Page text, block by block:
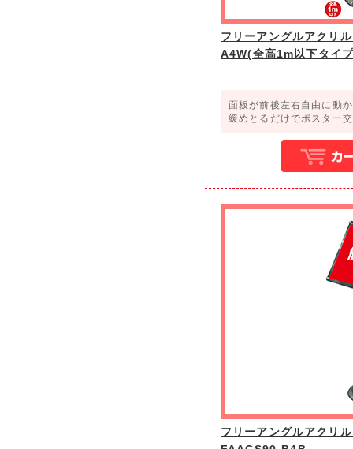
フリーアングルアクリ
A4W(全高1m以下タイ
面板が前後左右自由に動
緩めとるだけでポスター
フリーアングルアクリ